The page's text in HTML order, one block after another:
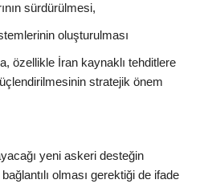
sürdürülmesi,
oluşturulması
özellikle İran kaynaklı tehditlere
stratejik önem
yeni askeri desteğin
olması gerektiği de ifade